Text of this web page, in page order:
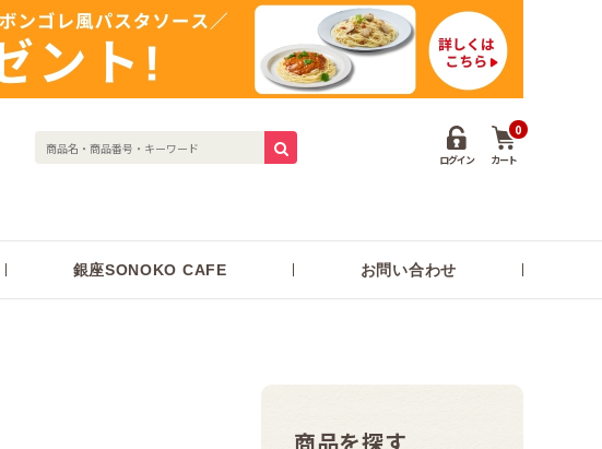
ログイン カート
0
銀座SONOKO CAFE お問い合わせ
商品を探す